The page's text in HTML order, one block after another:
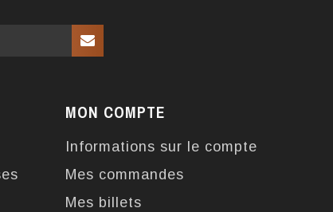
MON COMPTE
Informations sur le compte
Mes commandes
Mes billets